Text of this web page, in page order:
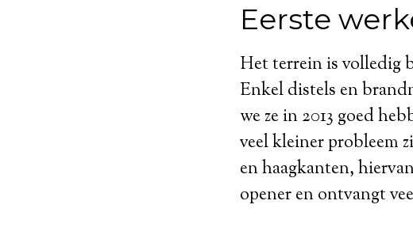
Eerste
Het terrein is volledig
Enkel distels en
we ze in 2013 goed
veel kleiner probleem
en haagkanten,
opener en ontvangt